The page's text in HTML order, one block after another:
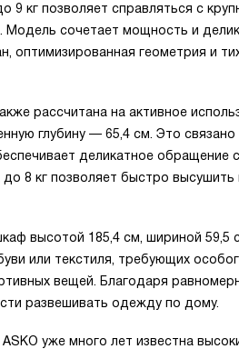
9 кг позволяет справляться с
Модель сочетает мощность и
оптимизированная геометрия и
рассчитана на активное
глубину — 65,4 см. Это
деликатное обращение
8 кг позволяет быстро высушить
высотой 185,4 см, шириной 59,5
или текстиля, требующих
вещей. Благодаря
развешивать одежду по дому.
уже много лет известна